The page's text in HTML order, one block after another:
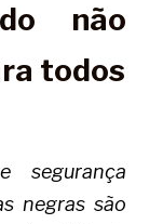
não
todos
segurança
negras são